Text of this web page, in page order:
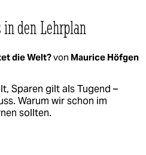
den Lehrplan
die Welt?von Maurice Höfgen
Sparen gilt als Tugend –
Warum wir schon im
sollten.